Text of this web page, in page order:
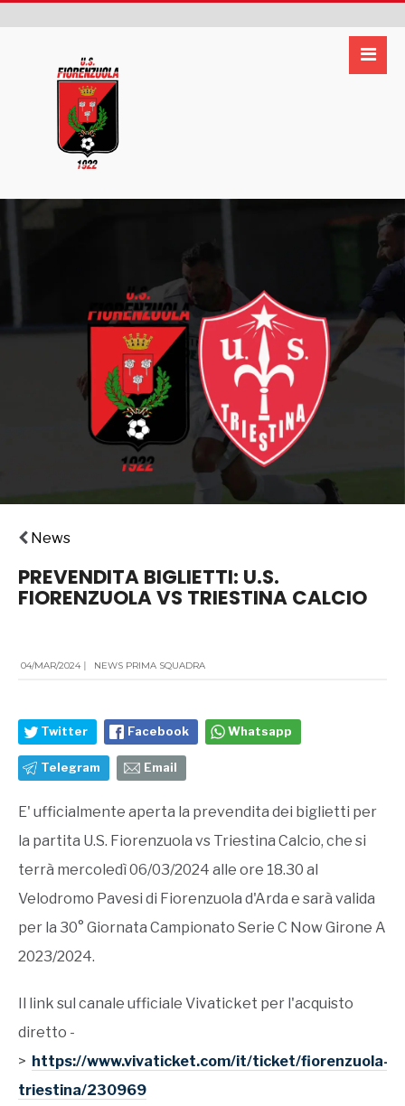
News
PREVENDITA BIGLIETTI: U.S.
FIORENZUOLA VS TRIESTINA CALCIO
04/MAR/2024 | NEWS PRIMA SQUADRA
Twitter Facebook Whatsapp
Telegram Email
E' ufficialmente aperta la prevendita dei biglietti per
la partita U.S. Fiorenzuola vs Triestina Calcio, che si
terrà mercoledì 06/03/2024 alle ore 18.30 al
Velodromo Pavesi di Fiorenzuola d'Arda e sarà valida
per la 30° Giornata Campionato Serie C Now Girone A
2023/2024.
Il link sul canale ufficiale Vivaticket per l'acquisto
diretto -
> https://www.vivaticket.com/it/ticket/fiorenzuola-
triestina/230969